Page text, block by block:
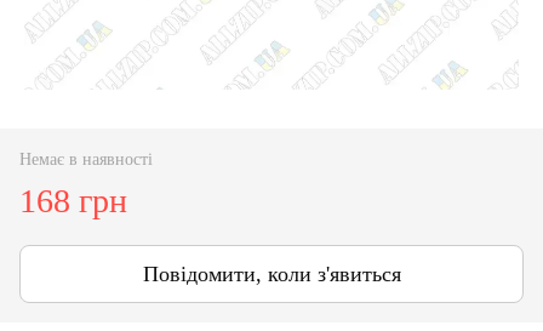
Немає в наявності
168 грн
Повідомити, коли з'явиться